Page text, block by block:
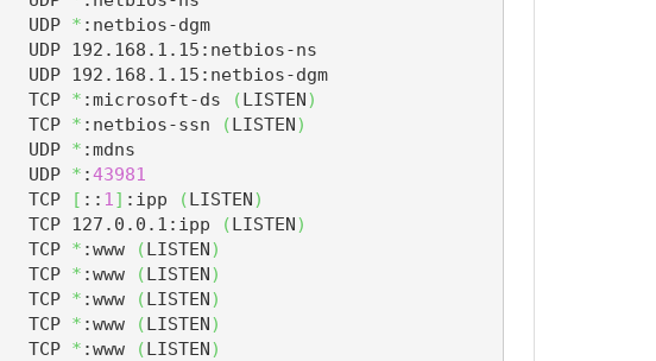
UDP
* :netbios-dgm
UDP 192.168.1.15:netbios-ns
UDP 192.168.1.15:netbios-dgm
TCP
* :microsoft-ds (LISTEN)
TCP
* :netbios-ssn (LISTEN)
UDP
* :mdns
UDP
* :43981
TCP
[ :: 1 ] :ipp (LISTEN)
TCP 127.0.0.1:ipp
(LISTEN)
TCP
* :www (LISTEN)
TCP
* :www (LISTEN)
TCP
* :www (LISTEN)
TCP
* :www (LISTEN)
TCP
* :www (LISTEN)